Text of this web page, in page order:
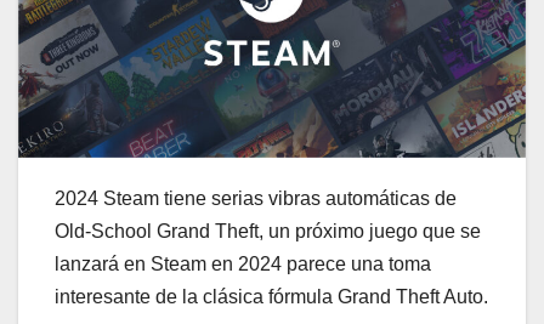
2024 Steam tiene serias vibras automáticas de
Old-School Grand Theft, un próximo juego que se
lanzará en Steam en 2024 parece una toma
interesante de la clásica fórmula Grand Theft Auto.